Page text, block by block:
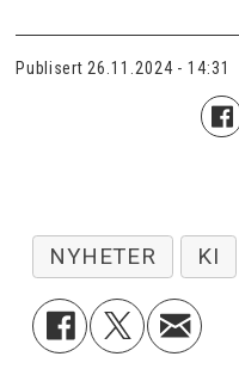
Publisert 26.11.2024 - 14:31
NYHETER KI